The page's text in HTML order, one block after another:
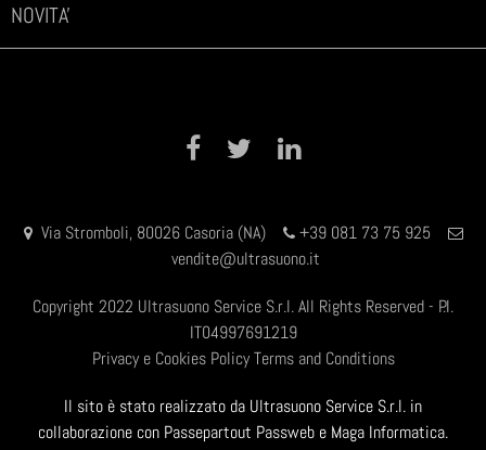
NOVITA'
Facebook Twitter
Via Stromboli, 80026 Casoria (NA)
+39 081 73 75 925
vendite@ultrasuono.it
Copyright 2022 Ultrasuono Service S.r.l. All Rights Reserved - P.I.
IT04997691219
Privacy e Cookies Policy Terms and Conditions
Il sito è stato realizzato da Ultrasuono Service S.r.l. in
collaborazione con Passepartout Passweb e Maga Informatica.